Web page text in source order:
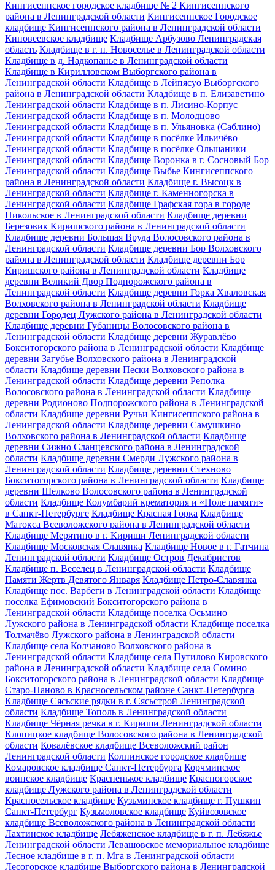
Кингисеппское городское кладбище № 2 Кингисеппского
района в Ленинградской области Кингисеппское Городское
кладбище Кингисеппского района в Ленинградской области
Киновеевское кладбище Кладбище Арбузово Ленинградская
область Кладбище в г. п. Новоселье в Ленинградской области
Кладбище в д. Надкопанье в Ленинградской области
Кладбище в Кирилловском Выборгского района в
Ленинградской области Кладбище в Лейпясуо Выборгского
района в Ленинградской области Кладбище в п. Елизаветино
Ленинградской области Кладбище в п. Лисино-Корпус
Ленинградской области Кладбище в п. Молодцово
Ленинградской области Кладбище в п. Ульяновка (Саблино)
Ленинградской области Кладбище в посёлке Ильичёво
Ленинградской области Кладбище в посёлке Ольшаники
Ленинградской области Кладбище Воронка в г. Сосновый Бор
Ленинградской области Кладбище Выбье Кингисеппского
района в Ленинградской области Кладбище г. Высоцк в
Ленинградской области Кладбище г. Каменногорска в
Ленинградской области Кладбище Графская гора в городе
Никольское в Ленинградской области Кладбище деревни
Березовик Киришского района в Ленинградской области
Кладбище деревни Большая Вруда Волосовского района в
Ленинградской области Кладбище деревни Бор Волховского
района в Ленинградской области Кладбище деревни Бор
Киришского района в Ленинградской области Кладбище
деревни Великий Двор Подпорожского района в
Ленинградской области Кладбище деревни Горка Хваловская
Волховского района в Ленинградской области Кладбище
деревни Городец Лужского района в Ленинградской области
Кладбище деревни Губаницы Волосовского района в
Ленинградской области Кладбище деревни Журавлёво
Бокситогорского района в Ленинградской области Кладбище
деревни Загубье Волховского района в Ленинградской
области Кладбище деревни Пески Волховского района в
Ленинградской области Кладбище деревни Реполка
Волосовского района в Ленинградской области Кладбище
деревни Родионово Подпорожского района в Ленинградской
области Кладбище деревни Ручьи Кингисеппского района в
Ленинградской области Кладбище деревни Самушкино
Волховского района в Ленинградской области Кладбище
деревни Сижно Сланцевского района в Ленинградской
области Кладбище деревни Смерди Лужского района в
Ленинградской области Кладбище деревни Стехново
Бокситогорского района в Ленинградской области Кладбище
деревни Шелково Волосовского района в Ленинградской
области Кладбище Колумбарий крематория и «Поле памяти»
в Санкт-Петербурге Кладбище Красная Горка Кладбище
Матокса Всеволожского района в Ленинградской области
Кладбище Мерятино в г. Кириши Ленинградской области
Кладбище Московская Славянка Кладбище Новое в г. Гатчина
Ленинградской области Кладбище Остров Декабристов
Кладбище п. Веселец в Ленинградской области Кладбище
Памяти Жертв Девятого Января Кладбище Петро-Славянка
Кладбище пос. Варбеги в Ленинградской области Кладбище
поселка Ефимовский Бокситогорского района в
Ленинградской области Кладбище поселка Осьмино
Лужского района в Ленинградской области Кладбище поселка
Толмачёво Лужского района в Ленинградской области
Кладбище села Колчаново Волховского района в
Ленинградской области Кладбище села Путилово Кировского
района в Ленинградской области Кладбище села Сомино
Бокситогорского района в Ленинградской области Кладбище
Старо-Паново в Красносельском районе Санкт-Петербурга
Кладбище Сясьские рядки в г. Сясьстрой Ленинградской
области Кладбище Тополь в Ленинградской области
Кладбище Чёрная речка в г. Кириши Ленинградской области
Клопицкое кладбище Волосовского района в Ленинградской
области Ковалёвское кладбище Всеволожский район
Ленинградской области Колпинское городское кладбище
Комаровское кладбище Санкт-Петербурга Корчминское
воинское кладбище Красненькое кладбище Красногорское
кладбище Лужского района в Ленинградской области
Красносельское кладбище Кузьминское кладбище г. Пушкин
Санкт-Петербург Кузьмоловское кладбище Куйвозовское
кладбище Всеволожского района в Ленинградской области
Лахтинское кладбище Лебяженское кладбище в г. п. Лебяжье
Ленинградской области Левашовское мемориальное кладбище
Лесное кладбище в г. п. Мга в Ленинградской области
Лесогорское кладбище Выборгского района в Ленинградской